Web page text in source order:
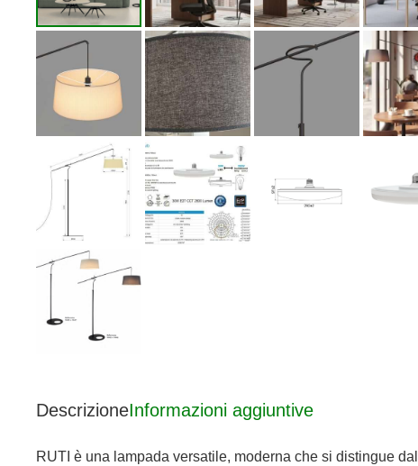
DescrizioneInformazioni aggiuntive
RUTI è una lampada versatile, moderna che si distingue